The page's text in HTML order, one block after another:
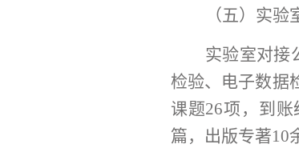
（五）实验
实验室对接
检验、电子数据
课题26项，到
篇，出版专著10